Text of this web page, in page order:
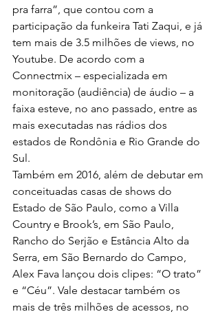
pra farra”, que contou com a
participação da funkeira Tati Zaqui, e já
tem mais de 3.5 milhões de views, no
Youtube. De acordo com a
Connectmix – especializada em
monitoração (audiência) de áudio – a
faixa esteve, no ano passado, entre as
mais executadas nas rádios dos
estados de Rondônia e Rio Grande do
Sul.
Também em 2016, além de debutar em
conceituadas casas de shows do
Estado de São Paulo, como a Villa
Country e Brook’s, em São Paulo,
Rancho do Serjão e Estância Alto da
Serra, em São Bernardo do Campo,
Alex Fava lançou dois clipes: “O trato”
e “Céu”. Vale destacar também os
mais de três milhões de acessos, no